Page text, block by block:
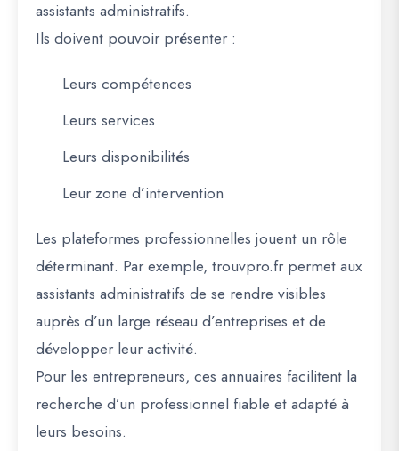
assistants administratifs.
Ils doivent pouvoir présenter :
Leurs compétences
Leurs services
Leurs disponibilités
Leur zone d’intervention
Les plateformes professionnelles jouent un rôle
déterminant. Par exemple, trouvpro.fr permet aux
assistants administratifs de se rendre visibles
auprès d’un large réseau d’entreprises et de
développer leur activité.
Pour les entrepreneurs, ces annuaires facilitent la
recherche d’un professionnel fiable et adapté à
leurs besoins.